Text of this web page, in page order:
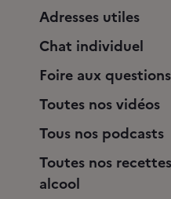
Adresses utiles
Chat individuel
Foire aux questions
Toutes nos vidéos
Tous nos podcasts
Toutes nos
alcool